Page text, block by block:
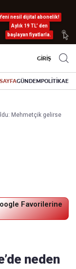
nesil dijital abonelik!
Aylık 19 TL’ den
başlayan fiyatlarla.
GİRİŞ
GÜNDEMPOLİTİKA
Mehmetçik gelirse
Favorilerine
neden